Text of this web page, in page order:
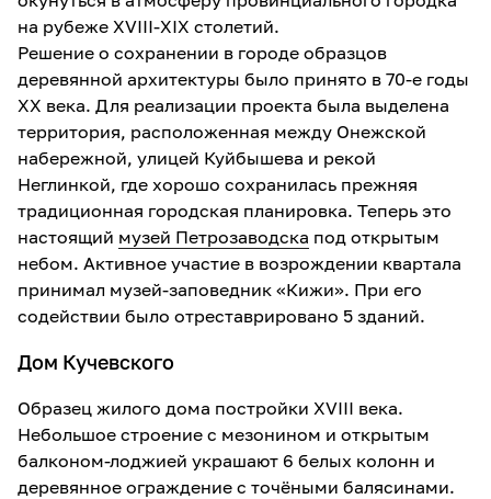
на рубеже XVIII-XIX столетий.
Решение о сохранении в городе образцов
деревянной архитектуры было принято в 70-е годы
XX века. Для реализации проекта была выделена
территория, расположенная между Онежской
набережной, улицей Куйбышева и рекой
Неглинкой, где хорошо сохранилась прежняя
традиционная городская планировка. Теперь это
настоящий музей Петрозаводска под открытым
небом. Активное участие в возрождении квартала
принимал музей-заповедник «Кижи». При его
содействии было отреставрировано 5 зданий.
Дом Кучевского
Образец жилого дома постройки XVIII века.
Небольшое строение с мезонином и открытым
балконом-лоджией украшают 6 белых колонн и
деревянное ограждение с точёными балясинами.